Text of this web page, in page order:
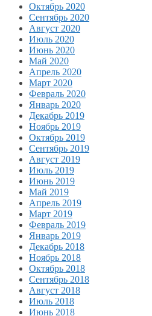
Октябрь 2020
Сентябрь 2020
Август 2020
Июль 2020
Июнь 2020
Май 2020
Апрель 2020
Март 2020
Февраль 2020
Январь 2020
Декабрь 2019
Ноябрь 2019
Октябрь 2019
Сентябрь 2019
Август 2019
Июль 2019
Июнь 2019
Май 2019
Апрель 2019
Март 2019
Февраль 2019
Январь 2019
Декабрь 2018
Ноябрь 2018
Октябрь 2018
Сентябрь 2018
Август 2018
Июль 2018
Июнь 2018